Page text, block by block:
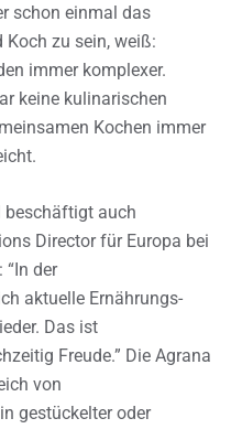
schon einmal das
Koch zu sein, weiß:
immer komplexer.
keine kulinarischen
Kochen immer
beschäftigt auch
Director für Europa bei
der
aktuelle Ernährungs-
Das ist
Freude.” Die Agrana
von
gestückelter oder